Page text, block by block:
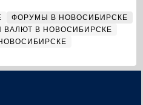
ФОРУМЫ В НОВОСИБИРСКЕ
ВАЛЮТ В НОВОСИБИРСКЕ